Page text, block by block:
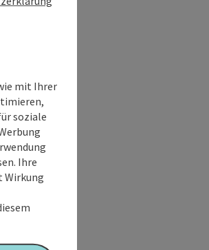
mit Ihrer
soziale
Ihre
Wirkung